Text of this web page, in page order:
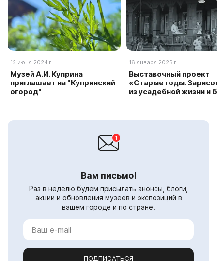
12 июня 2024 г.
Музей А.И. Куприна
приглашает на "Купринский
огород"
16 января 2026 г.
Выставочный проект
«Старые годы.
из усадебной жизни и
Вам письмо!
Раз в неделю будем присылать анонсы, блоги,
акции и обновления музеев и экспозиций в
вашем городе и по стране.
ПОДПИСАТЬСЯ